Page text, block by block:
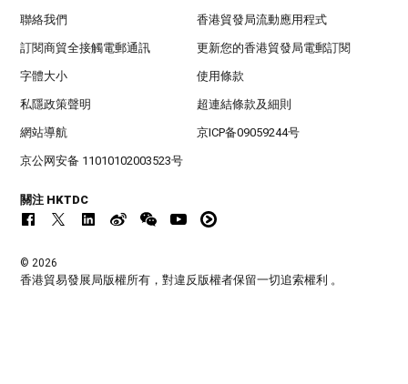
聯絡我們 香港貿發局流動應用程式
訂閱商貿全接觸電郵通訊 更新您的香港貿發局電郵訂閱
字體大小 使用條款
私隱政策聲明 超連結條款及細則
網站導航 京ICP备09059244号
京公网安备 11010102003523号
關注 HKTDC
© 2026
香港貿易發展局版權所有，對違反版權者保留一切追索權利 。